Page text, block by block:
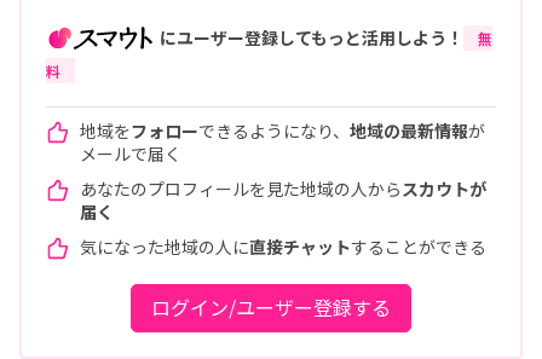
にユーザー登録してもっと活用しよう！
無
料
地域をフォローできるようになり、 地域の最新情報が
メールで届く
あなたのプロフィールを見た地域の人から スカウトが
届く
気になった地域の人に直接チャットすることができる
ログイン/ユーザー登録する